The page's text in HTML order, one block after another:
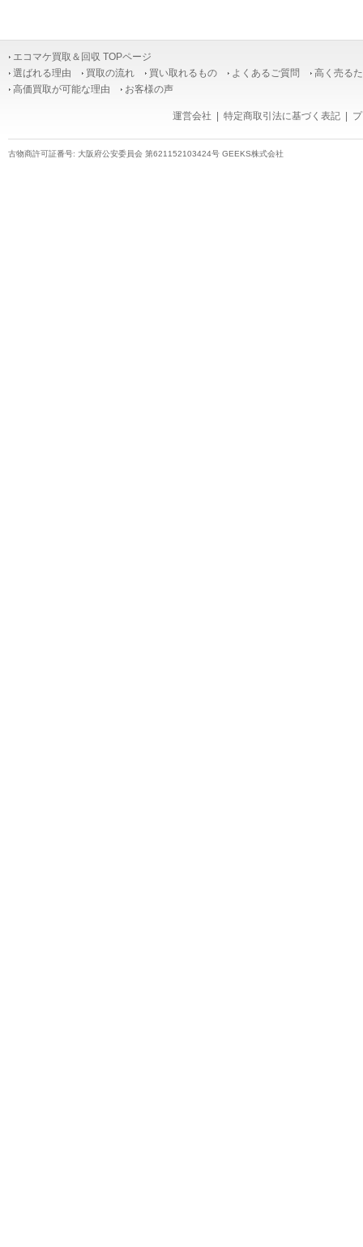
エコマケ買取＆回収 TOPページ
選ばれる理由
買取の流れ 買い取れるもの よくあるご質問
高く売る
高価買取が可能な理由
お客様の声
運営会社 特定商取引法に基づく表記
古物商許可証番号: 大阪府公安委員会 第621152103424号 GEEKS株式会社